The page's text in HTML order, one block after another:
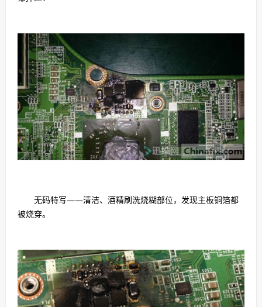
无码特写——清洁、酒精刷洗烧糊部位，发现主板铜箔都
被烧穿。